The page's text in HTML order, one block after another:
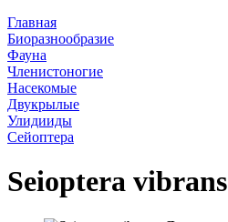
Главная
Биоразнообразие
Фауна
Членистоногие
Насекомые
Двукрылые
Улидииды
Сейоптера
Seioptera vibrans